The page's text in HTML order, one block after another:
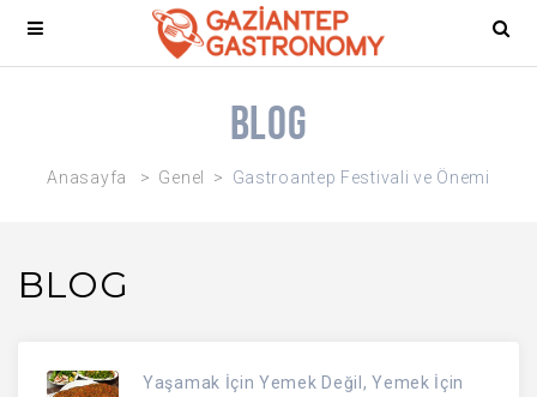
Blog
Anasayfa Genel Gastroantep Festivali ve Önemi
BLOG
Yaşamak İçin Yemek Değil, Yemek İçin